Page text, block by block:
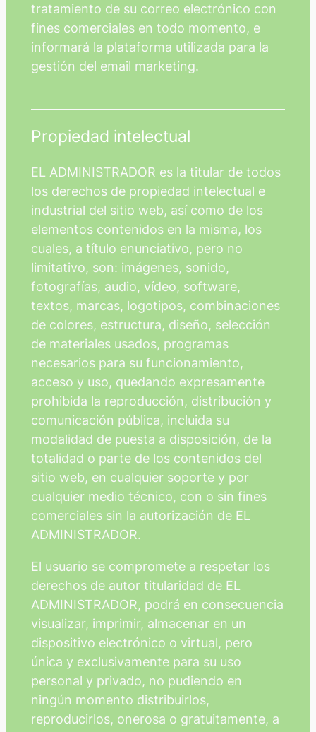
tratamiento de su correo electrónico con
fines comerciales en todo momento, e
informará la plataforma utilizada para la
gestión del email marketing.
Propiedad intelectual
EL ADMINISTRADOR es la titular de todos
los derechos de propiedad intelectual e
industrial del sitio web, así como de los
elementos contenidos en la misma, los
cuales, a título enunciativo, pero no
limitativo, son: imágenes, sonido,
fotografías, audio, vídeo, software,
textos, marcas, logotipos, combinaciones
de colores, estructura, diseño, selección
de materiales usados, programas
necesarios para su funcionamiento,
acceso y uso, quedando expresamente
prohibida la reproducción, distribución y
comunicación pública, incluida su
modalidad de puesta a disposición, de la
totalidad o parte de los contenidos del
sitio web, en cualquier soporte y por
cualquier medio técnico, con o sin fines
comerciales sin la autorización de EL
ADMINISTRADOR.
El usuario se compromete a respetar los
derechos de autor titularidad de EL
ADMINISTRADOR, podrá en consecuencia
visualizar, imprimir, almacenar en un
dispositivo electrónico o virtual, pero
única y exclusivamente para su uso
personal y privado, no pudiendo en
ningún momento distribuirlos,
reproducirlos, onerosa o gratuitamente, a